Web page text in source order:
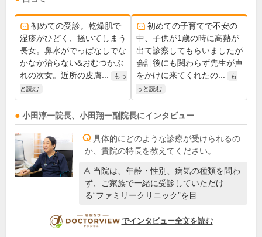
初めての受診。乾燥肌で
湿疹がひどく、掻いてしまう
長女。鼻水がでっぱなしでな
かなか治らない&おむつかぶ
れの次女。近所の皮膚...
もっ
と読む
初めての子育てで不安の
中、子供が1歳の時に高熱が
出て診察してもらいましたが
会計後にも関わらず先生が声
をかけに来てくれたの...
も
っと読む
小田淳一院長、 小田翔一副院長にインタビュー
具体的にどのような診療が受けられるの
か、貴院の特長を教えてください。
当院は、年齢・性別、病気の種類を問わ
ず、ご家族で一緒に受診していただけ
る“ファミリークリニック”を目…
DOCTORVIEW
でインタビュー全文を読む